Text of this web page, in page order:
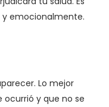
emocionalmente.
Lo mejor
y que no se